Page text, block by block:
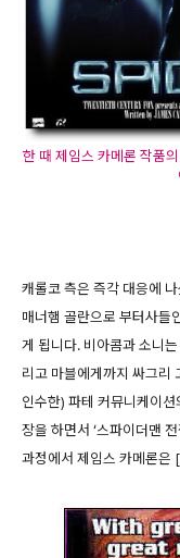
한 때 제임스 카메론 작품
캐롤코 측은 즉각 대응에
매너햄 골란으로 부터사들
게 됩니다. 비아콤과 소니
리고 마블에게까지 싸그리
인수한) 파테 커뮤니케이
장을 하면서 ‘스파이더맨
과정에서 제임스 카메론은